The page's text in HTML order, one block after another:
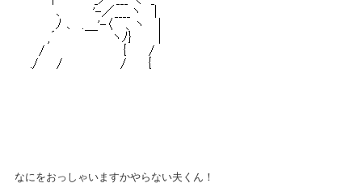
なにをおっしゃいますかやらない夫くん！